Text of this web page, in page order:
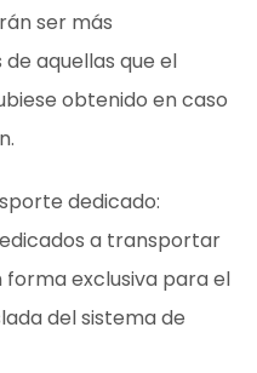
ser más
aquellas que el
obtenido en caso
dedicado:
a transportar
forma exclusiva para el
del sistema de